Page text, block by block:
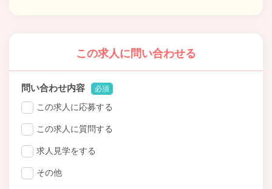
この求人に問い合わせる
問い合わせ内容 必須
この求人に応募する
この求人に質問する
求人見学をする
その他